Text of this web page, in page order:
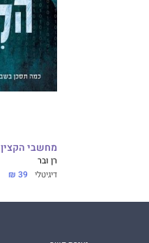
מחשבי הקצין
רן ובר
דיגיטלי 39 ₪